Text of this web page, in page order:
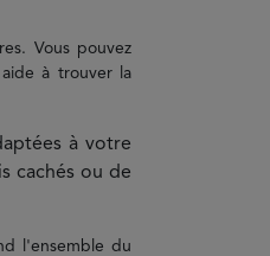
Vous pouvez
à trouver la
à votre
cachés ou de
l'ensemble du